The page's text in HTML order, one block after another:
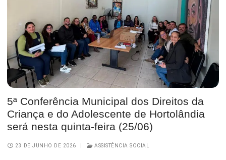
5ª Conferência Municipal dos Direitos da
Criança e do Adolescente de Hortolândia
será nesta quinta-feira (25/06)
23 DE JUNHO DE 2026 ASSISTÊNCIA SOCIAL